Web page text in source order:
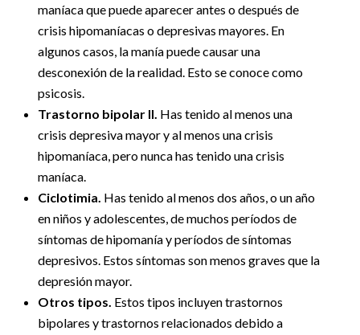
maníaca que puede aparecer antes o después de
crisis hipomaníacas o depresivas mayores. En
algunos casos, la manía puede causar una
desconexión de la realidad. Esto se conoce como
psicosis.
Trastorno bipolar II. Has tenido al menos una
crisis depresiva mayor y al menos una crisis
hipomaníaca, pero nunca has tenido una crisis
maníaca.
Ciclotimia. Has tenido al menos dos años, o un año
en niños y adolescentes, de muchos períodos de
síntomas de hipomanía y períodos de síntomas
depresivos. Estos síntomas son menos graves que la
depresión mayor.
Otros tipos. Estos tipos incluyen trastornos
bipolares y trastornos relacionados debido a